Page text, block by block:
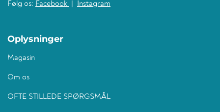
Følg os: Facebook Instagram
Oplysninger
Magasin
Om os
OFTE STILLEDE SPØRGSMÅL